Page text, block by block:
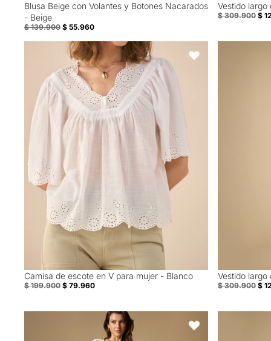
60% Off
Blusa Beige con Volantes y Botones Nacarados
- Beige
$ 139.900 $ 55.960
60% Off
Vestido
$ 309.900 $
Camisa de escote en V para mujer - Blanco
60% Off
Camisa de escote en V para mujer - Blanco
$ 199.900 $ 79.960
Favoritos
Vestido
60% Off
Vestido
$ 309.900 $
Bermuda tipo chino de silueta estructurada - Beige
Favoritos
Suéter